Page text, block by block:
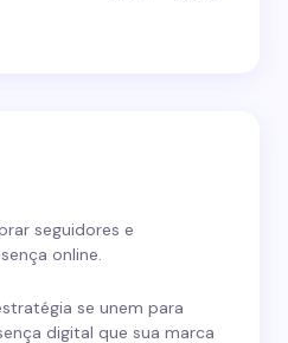
seguidores e
online.
se unem para
digital que sua marca